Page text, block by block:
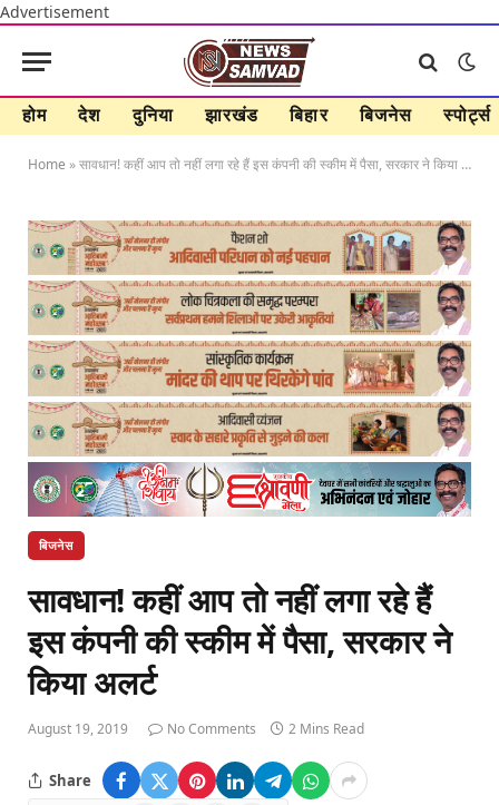
Advertisement
होम देश दुनिया झारखंड बिहार बिजनेस स्पोर्ट्स
Home »सावधान! कहीं आप तो नहीं लगा रहे हैं इस कंपनी की स्कीम में पैसा, सरकार ने किया अलर्ट
बिजनेस
सावधान! कहीं आप तो नहीं लगा रहे हैं
इस कंपनी की स्कीम में पैसा, सरकार ने
किया अलर्ट
August 19, 2019 No Comments 2 Mins Read
Share